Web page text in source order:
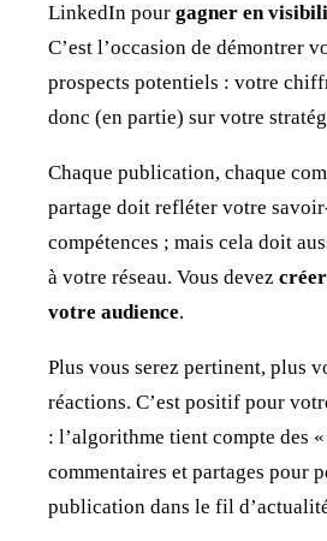
LinkedIn pour gagner en
C’est l’occasion de démontrer
prospects potentiels : votre
donc (en partie) sur votre
Chaque publication, chaque
partage doit refléter votre
compétences ; mais cela doit
à votre réseau. Vous devez
votre audience.
Plus vous serez pertinent, plus
réactions. C’est positif pour
: l’algorithme tient compte des «
commentaires et partages pour
publication dans le fil